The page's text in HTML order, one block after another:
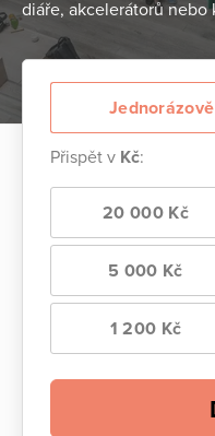
diáře, akcelerátorů nebo
Jednorázově
Přispět v Kč:
20 000 Kč
5 000 Kč
1 200 Kč